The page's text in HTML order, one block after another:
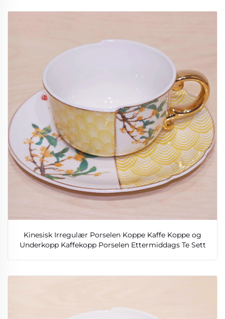
Kinesisk Irregulær Porselen Koppe Kaffe Koppe og
Underkopp Kaffekopp Porselen Ettermiddags Te Sett